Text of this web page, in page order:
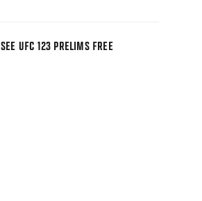
SEE UFC 123 PRELIMS FREE